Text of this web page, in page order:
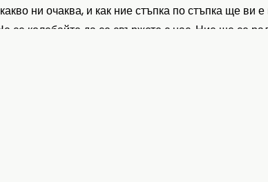
ни очаква, и как ние стъпка по стъпка ще
се колебайте да се свържете с нас. Ние ще се